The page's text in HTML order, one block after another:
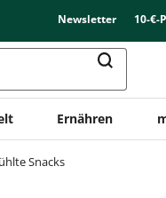
Newsletter 10-€-
Ernähren
Snacks